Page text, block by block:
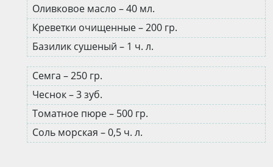
Оливковое масло – 40 мл.
Креветки очищенные – 200 гр.
Базилик сушеный – 1 ч. л.
Семга – 250 гр.
Чеснок – 3 зуб.
Томатное пюре – 500 гр.
Соль морская – 0,5 ч. л.